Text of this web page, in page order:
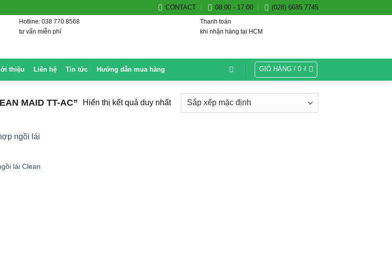
CONTACT 08:00 - 17:00 (028) 6685 7745
Hotline: 038 770 8568
tư vấn miễn phí
Thanh toán
khi nhận hàng tại HCM
thiệu Liên hệ Tin tức Hướng dẫn mua hàng GIỎ HÀNG / 0 ₫
MAID TT-AC” Hiển thị kết quả duy nhất
lái Clean